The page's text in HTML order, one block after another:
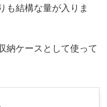
も結構な量が入りま
納ケースとして使って